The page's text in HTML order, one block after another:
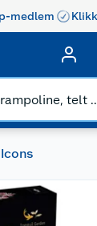
medlem
Icons